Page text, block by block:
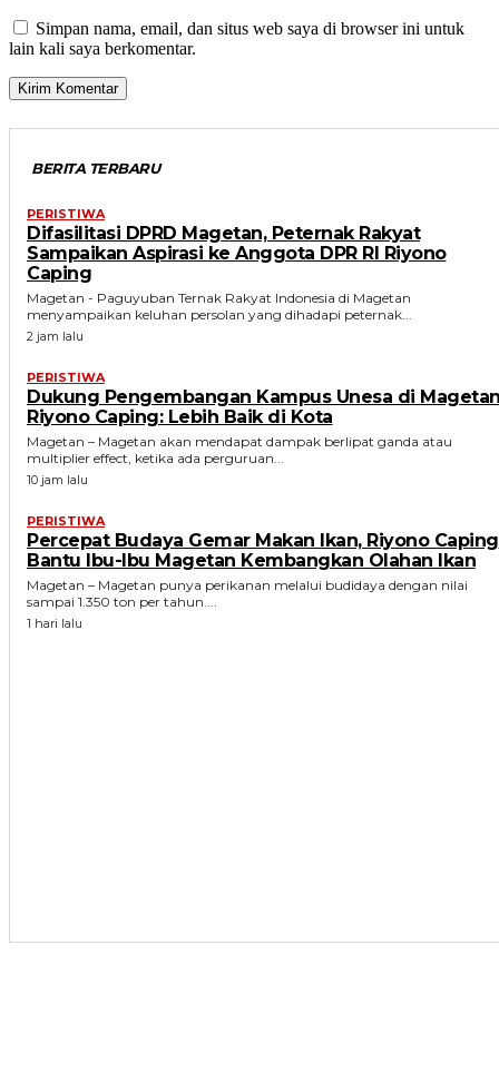
Simpan nama, email, dan situs web saya di browser ini untuk
lain kali saya berkomentar.
BERITA TERBARU
PERISTIWA
Difasilitasi DPRD Magetan, Peternak Rakyat
Sampaikan Aspirasi ke Anggota DPR RI Riyono
Caping
Magetan - Paguyuban Ternak Rakyat Indonesia di Magetan
menyampaikan keluhan persolan yang dihadapi peternak...
2 jam lalu
PERISTIWA
Dukung Pengembangan Kampus Unesa di
Riyono Caping: Lebih Baik di Kota
Magetan – Magetan akan mendapat dampak berlipat ganda atau
multiplier effect, ketika ada perguruan...
10 jam lalu
PERISTIWA
Percepat Budaya Gemar Makan Ikan, Riyono Caping
Bantu Ibu-Ibu Magetan Kembangkan Olahan Ikan
Magetan – Magetan punya perikanan melalui budidaya dengan nilai
sampai 1.350 ton per tahun....
1 hari lalu